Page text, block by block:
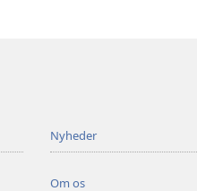
Nyheder
Om os